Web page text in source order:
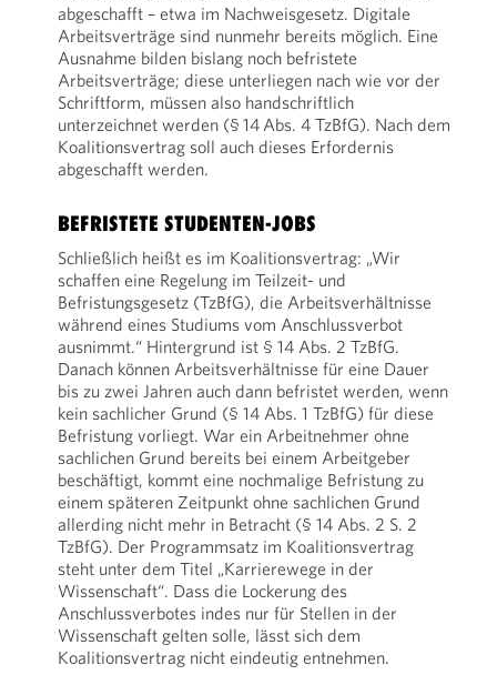
abgeschafft – etwa im Nachweisgesetz. Digitale
Arbeitsverträge sind nunmehr bereits möglich. Eine
Ausnahme bilden bislang noch befristete
Arbeitsverträge; diese unterliegen nach wie vor der
Schriftform, müssen also handschriftlich
unterzeichnet werden (§ 14 Abs. 4 TzBfG). Nach dem
Koalitionsvertrag soll auch dieses Erfordernis
abgeschafft werden.
BEFRISTETE STUDENTEN-JOBS
Schließlich heißt es im Koalitionsvertrag: „Wir
schaffen eine Regelung im Teilzeit- und
Befristungsgesetz (TzBfG), die Arbeitsverhältnisse
während eines Studiums vom Anschlussverbot
ausnimmt.“ Hintergrund ist § 14 Abs. 2 TzBfG.
Danach können Arbeitsverhältnisse für eine Dauer
bis zu zwei Jahren auch dann befristet werden, wenn
kein sachlicher Grund (§ 14 Abs. 1 TzBfG) für diese
Befristung vorliegt. War ein Arbeitnehmer ohne
sachlichen Grund bereits bei einem Arbeitgeber
beschäftigt, kommt eine nochmalige Befristung zu
einem späteren Zeitpunkt ohne sachlichen Grund
allerding nicht mehr in Betracht (§ 14 Abs. 2 S. 2
TzBfG). Der Programmsatz im Koalitionsvertrag
steht unter dem Titel „Karrierewege in der
Wissenschaft“. Dass die Lockerung des
Anschlussverbotes indes nur für Stellen in der
Wissenschaft gelten solle, lässt sich dem
Koalitionsvertrag nicht eindeutig entnehmen.